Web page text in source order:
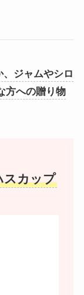
ジャムやシロ
方への贈り物
スカップ